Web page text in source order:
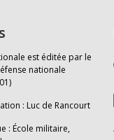
est éditée par le
nationale
: Luc de Rancourt
: École militaire,